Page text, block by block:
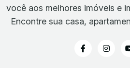
você aos melhores imóveis e
Encontre sua casa,